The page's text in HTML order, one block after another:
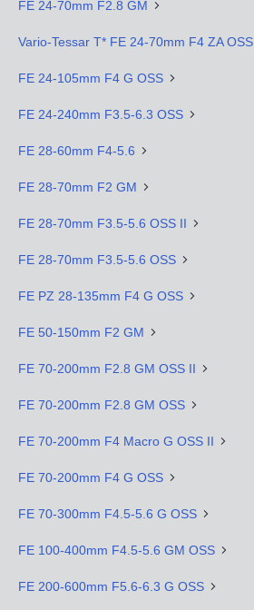
FE 24-70mm F2.8 GM
Vario-Tessar T* FE 24-70mm F4 ZA OSS
FE 24-105mm F4 G OSS
FE 24-240mm F3.5-6.3 OSS
FE 28-60mm F4-5.6
FE 28-70mm F2 GM
FE 28-70mm F3.5-5.6 OSS II
FE 28-70mm F3.5-5.6 OSS
FE PZ 28-135mm F4 G OSS
FE 50-150mm F2 GM
FE 70-200mm F2.8 GM OSS II
FE 70-200mm F2.8 GM OSS
FE 70-200mm F4 Macro G OSS II
FE 70-200mm F4 G OSS
FE 70-300mm F4.5-5.6 G OSS
FE 100-400mm F4.5-5.6 GM OSS
FE 200-600mm F5.6-6.3 G OSS